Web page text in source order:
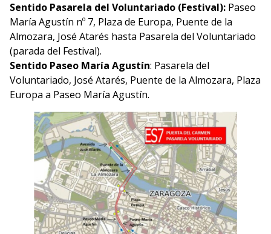
Sentido Pasarela del Voluntariado (Festival): Paseo
María Agustín nº 7, Plaza de Europa, Puente de la
Almozara, José Atarés hasta Pasarela del Voluntariado
(parada del Festival).
Sentido Paseo María Agustín: Pasarela del
Voluntariado, José Atarés, Puente de la Almozara, Plaza
Europa a Paseo María Agustín.